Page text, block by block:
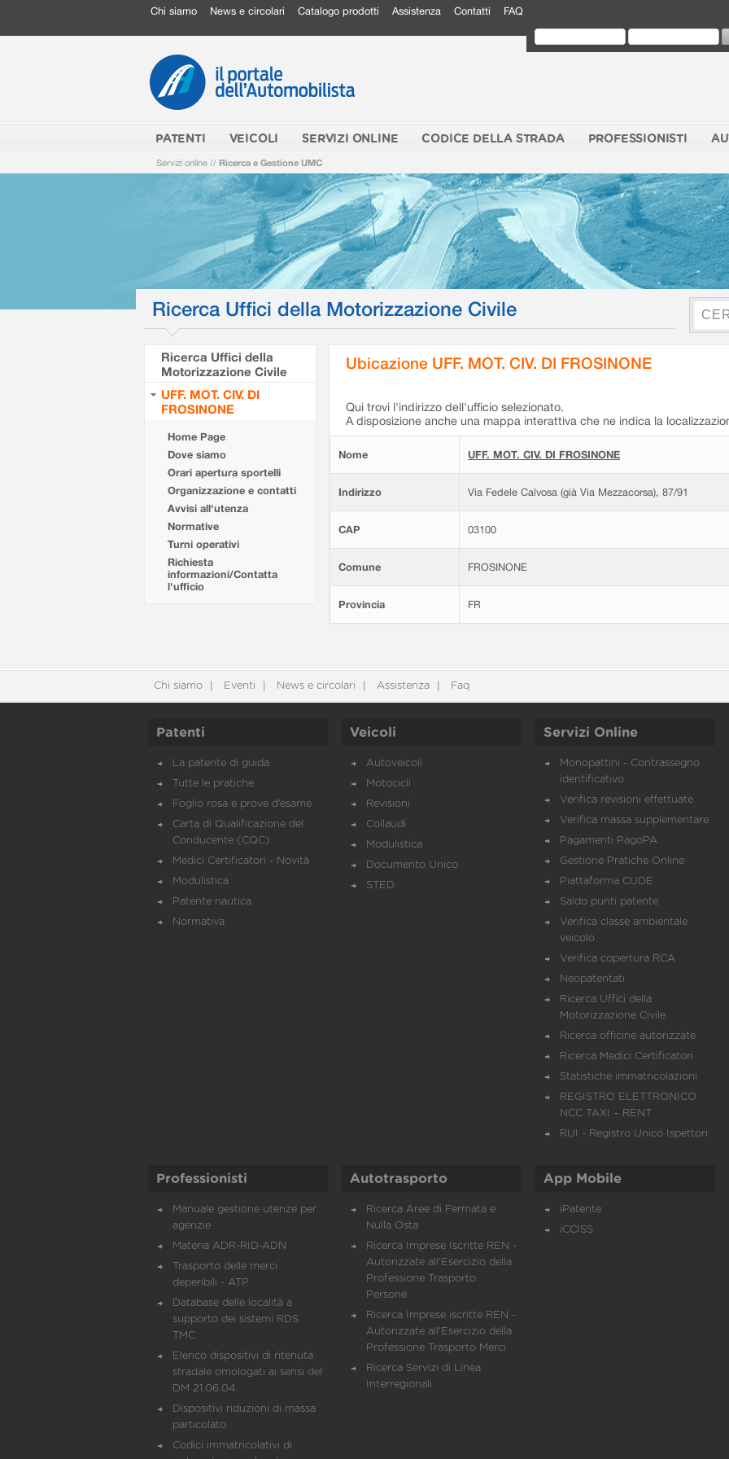
Chi siamo News e circolari Catalogo prodotti Assistenza Contatti FAQ
PATENTI VEICOLI SERVIZI ONLINE CODICE DELLA STRADA PROFESSIONISTI
Servizi online // Ricerca e Gestione UMC
Ricerca Uffici della Motorizzazione Civile
Ricerca Uffici della
Motorizzazione Civile
UFF. MOT. CIV. DI
FROSINONE
Home Page
Dove siamo
Orari apertura sportelli
Organizzazione e contatti
Avvisi all'utenza
Normative
Turni operativi
Richiesta
informazioni/Contatta
l'ufficio
Ubicazione UFF. MOT. CIV. DI FROSINONE
Qui trovi l'indirizzo dell'ufficio selezionato.
A disposizione anche una mappa interattiva che ne indica la
Nome UFF. MOT. CIV. DI FROSINONE
Indirizzo Via Fedele Calvosa (già Via Mezzacorsa), 87/91
CAP 03100
Comune FROSINONE
Provincia FR
Chi siamo Eventi News e circolari Assistenza Faq
Patenti
La patente di guida
Tutte le pratiche
Foglio rosa e prove d’esame
Carta di Qualificazione del
Conducente (CQC)
Medici Certificatori - Novità
Modulistica
Patente nautica
Normativa
Veicoli
Autoveicoli
Motocicli
Revisioni
Collaudi
Modulistica
Documento Unico
STED
Servizi Online
Monopattini - Contrassegno
identificativo
Verifica revisioni effettuate
Verifica massa supplementare
Pagamenti PagoPA
Gestione Pratiche Online
Piattaforma CUDE
Saldo punti patente
Verifica classe ambientale
veicolo
Verifica copertura RCA
Neopatentati
Ricerca Uffici della
Motorizzazione Civile
Ricerca officine autorizzate
Ricerca Medici Certificatori
Statistiche immatricolazioni
REGISTRO ELETTRONICO
NCC TAXI – RENT
RUI - Registro Unico Ispettori
Professionisti
Manuale gestione utenze per
agenzie
Materia ADR-RID-ADN
Trasporto delle merci
deperibili - ATP
Database delle località a
supporto dei sistemi RDS
TMC
Elenco dispositivi di ritenuta
stradale omologati ai sensi del
DM 21.06.04
Dispositivi riduzioni di massa
particolato
Codici immatricolativi di
Autotrasporto
Ricerca Aree di Fermata e
Nulla Osta
Ricerca Imprese Iscritte REN -
Autorizzate all'Esercizio della
Professione Trasporto
Persone
Ricerca Imprese iscritte REN -
Autorizzate all'Esercizio della
Professione Trasporto Merci
Ricerca Servizi di Linea
Interregionali
App Mobile
iPatente
iCCISS